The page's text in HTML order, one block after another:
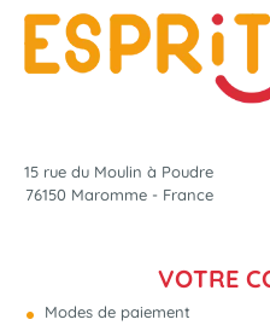
15 rue du Moulin à Poudre
76150 Maromme - France
VOTRE
Modes de paiement